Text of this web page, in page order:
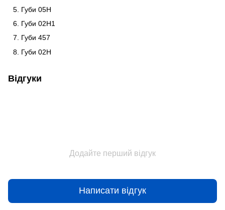
Губи 05H
Губи 02H1
Губи 457
Губи 02H
Відгуки
Додайте перший відгук
Написати відгук